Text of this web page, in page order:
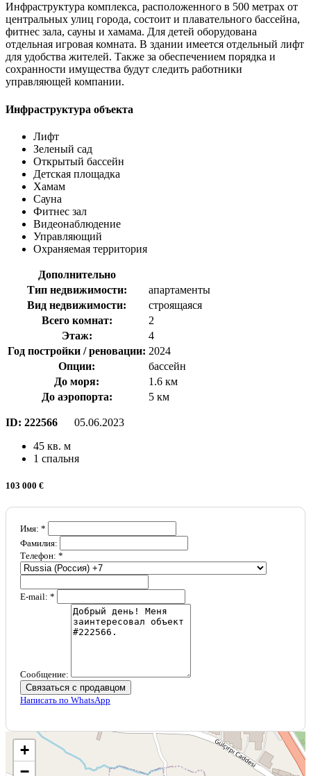
Инфраструктура комплекса, расположенного в 500 метрах от
центральных улиц города, состоит и плавательного бассейна,
фитнес зала, сауны и хамама. Для детей оборудована
отдельная игровая комната. В здании имеется отдельный лифт
для удобства жителей. Также за обеспечением порядка и
сохранности имущества будут следить работники
управляющей компании.
Инфраструктура объекта
Лифт
Зеленый сад
Открытый бассейн
Детская площадка
Хамам
Сауна
Фитнес зал
Видеонаблюдение
Управляющий
Охраняемая территория
Дополнительно
Тип недвижимости:
апартаменты
Вид недвижимости:
строящаяся
Всего комнат:
2
Этаж:
4
Год постройки / реновации: 2024
Опции:
бассейн
До моря:
1.6 км
До аэропорта:
5 км
ID: 222566
05.06.2023
45 кв. м
1 спальня
103 000 €
Имя: *
Фамилия:
Телефон: *
E-mail: *
Сообщение:
Связаться с продавцом
Написать по WhatsApp
+
−